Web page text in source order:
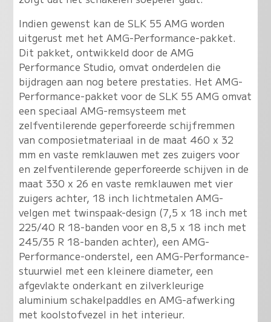
Indien gewenst kan de SLK 55 AMG worden
uitgerust met het AMG-Performance-pakket.
Dit pakket, ontwikkeld door de AMG
Performance Studio, omvat onderdelen die
bijdragen aan nog betere prestaties. Het AMG-
Performance-pakket voor de SLK 55 AMG omvat
een speciaal AMG-remsysteem met
zelfventilerende geperforeerde schijfremmen
van composietmateriaal in de maat 460 x 32
mm en vaste remklauwen met zes zuigers voor
en zelfventilerende geperforeerde schijven in de
maat 330 x 26 en vaste remklauwen met vier
zuigers achter, 18 inch lichtmetalen AMG-
velgen met twinspaak-design (7,5 x 18 inch met
225/40 R 18-banden voor en 8,5 x 18 inch met
245/35 R 18-banden achter), een AMG-
Performance-onderstel, een AMG-Performance-
stuurwiel met een kleinere diameter, een
afgevlakte onderkant en zilverkleurige
aluminium schakelpaddles en AMG-afwerking
met koolstofvezel in het interieur.